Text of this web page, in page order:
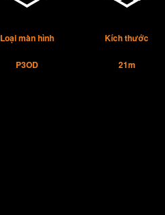
Loại màn hình
P3OD
Kích thước
21m